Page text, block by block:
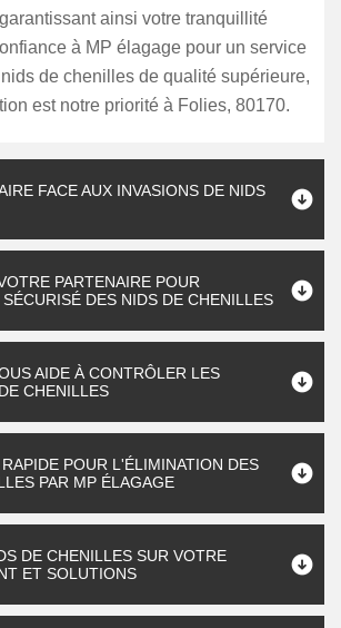
ainsi votre tranquillité
à MP élagage pour un service
de chenilles de qualité supérieure,
est notre priorité à Folies, 80170.
FACE AUX INVASIONS DE NIDS
PARTENAIRE POUR
DES NIDS DE CHENILLES
AIDE À CONTRÔLER LES
CHENILLES
POUR L'ÉLIMINATION DES
PAR MP ÉLAGAGE
DE CHENILLES SUR VOTRE
ET SOLUTIONS